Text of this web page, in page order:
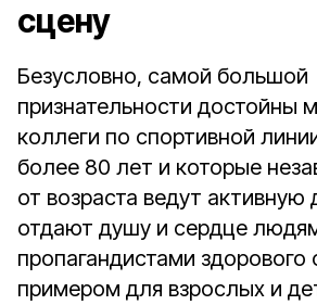
сцену
Безусловно, самой большой
признательности достойны
коллеги по спортивной
более 80 лет и которые
от возраста ведут активную
отдают душу и сердце
пропагандистами здорового
примером для взрослых и